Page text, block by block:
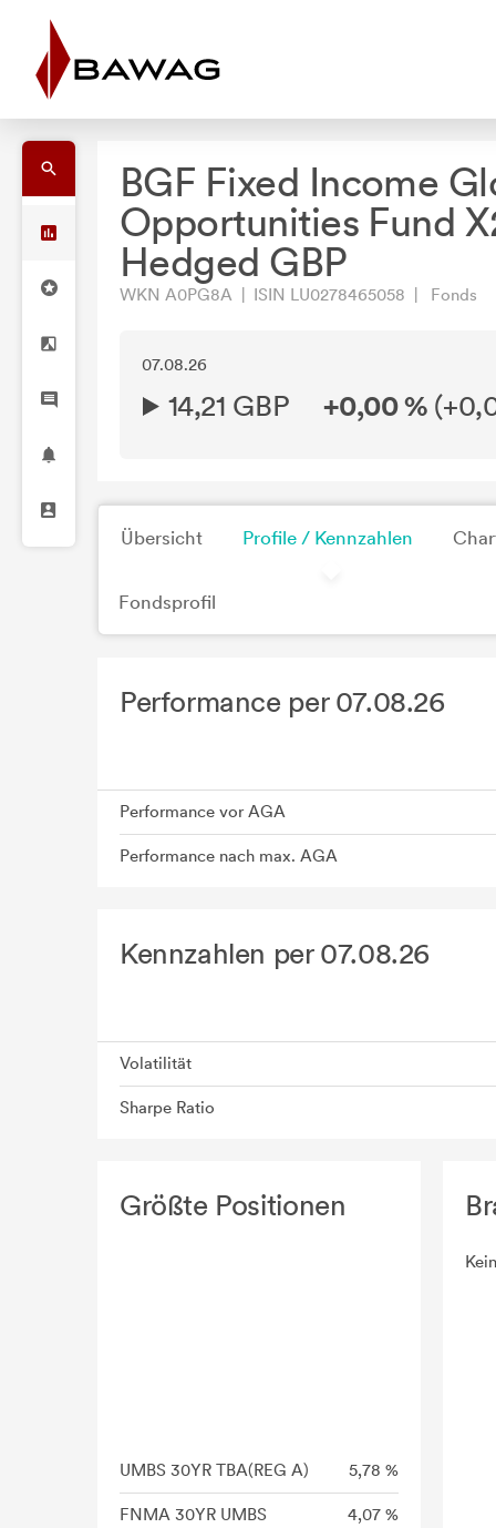
BGF Fixed Income
Opportunities Fund
Hedged GBP
WKN A0PG8A | ISIN LU0278465058 | Fonds
07.08.26
14,21 GBP +0,00 % (
Übersicht Profile / Kennzahlen
Fondsprofil
Performance per 07.08.26
Performance vor AGA
Performance nach max. AGA
Kennzahlen per 07.08.26
Volatilität
Sharpe Ratio
Größte Positionen
UMBS 30YR TBA(REG A) 5,78 %
FNMA 30YR UMBS 4,07 %